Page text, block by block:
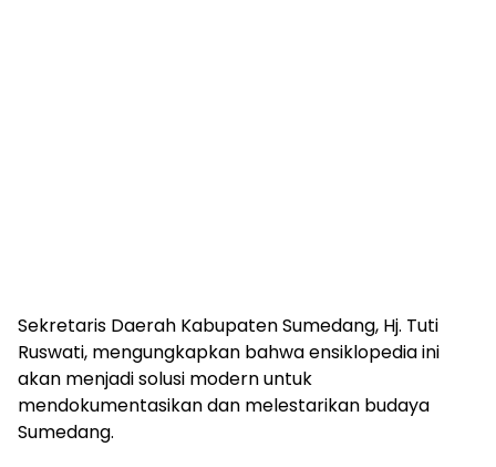
Sekretaris Daerah Kabupaten Sumedang, Hj. Tuti
Ruswati, mengungkapkan bahwa ensiklopedia ini
akan menjadi solusi modern untuk
mendokumentasikan dan melestarikan budaya
Sumedang.